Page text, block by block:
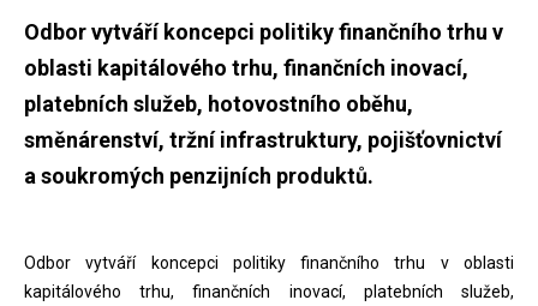
Odbor vytváří koncepci politiky finančního trhu v
oblasti kapitálového trhu, finančních inovací,
platebních služeb, hotovostního oběhu,
směnárenství, tržní infrastruktury, pojišťovnictví
a soukromých penzijních produktů.
Odbor vytváří koncepci politiky finančního trhu v oblasti
kapitálového trhu, finančních inovací, platebních služeb,